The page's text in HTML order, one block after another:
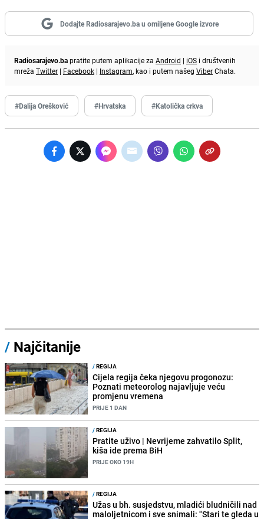
Dodajte Radiosarajevo.ba u omiljene Google izvore
Radiosarajevo.bapratite putem aplikacije za Android | iOS i društvenih
mreža Twitter | Facebook | Instagram, kao i putem našeg ViberChata.
#Dalija Orešković #Hrvatska #Katolička crkva
/ Najčitanije
/REGIJA
Cijela regija čeka njegovu progonozu:
Poznati meteorolog najavljuje veću
promjenu vremena
PRIJE 1 DAN
/REGIJA
Pratite uživo | Nevrijeme zahvatilo Split,
kiša ide prema BiH
PRIJE OKO 19H
/REGIJA
Užas u bh. susjedstvu, mladići bludničili nad
maloljetnicom i sve snimali: "Stari te gleda u